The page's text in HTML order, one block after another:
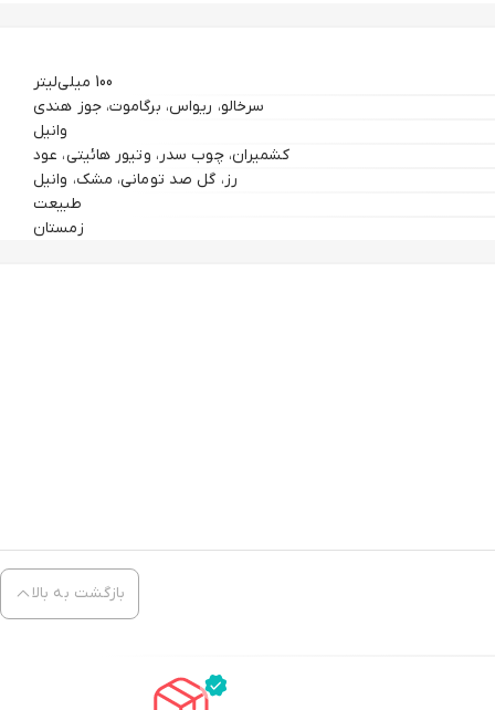
بدرخشید.
کرده و در نهایت رایحه‌ای لطیف و دلنشین به شما هدیه می‌دهند.
100 میلی‌لیتر
سرخالو، ریواس، برگاموت، جوز هندی
وانیل
کشمیران، چوب سدر، وتیور هائیتی، عود
رز، گل صد تومانی، مشک، وانیل
طبیعت
زمستان
بازگشت به بالا